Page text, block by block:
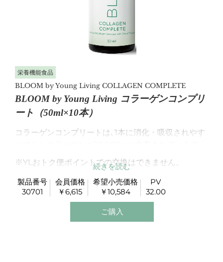
栄養機能食品
BLOOM by Young Living COLLAGEN COMPLETE
BLOOM by Young Living コラーゲンコンプリ
ート（50ml×10本）
コラーゲンコンプリートは､1本に消化・吸収されやす
クコの実やコエンザイムＱ10､ジャスミン緑茶エキス､
ビタミン､ミネラルと共に､ヤング・リビングの良質な
エッセンシャルオイル､グレープフルーツやレモン､ラ
イムが入り毎日続けやすい爽やかなおいしさが特徴で
美容と健康を気遣うあなたを内側からサポートしま
※YLおトク便ポイントでの交換はできません。
製品番号
30701
会員価格
￥6,615
希望小売価格
￥10,584
PV
32.00
ご購入